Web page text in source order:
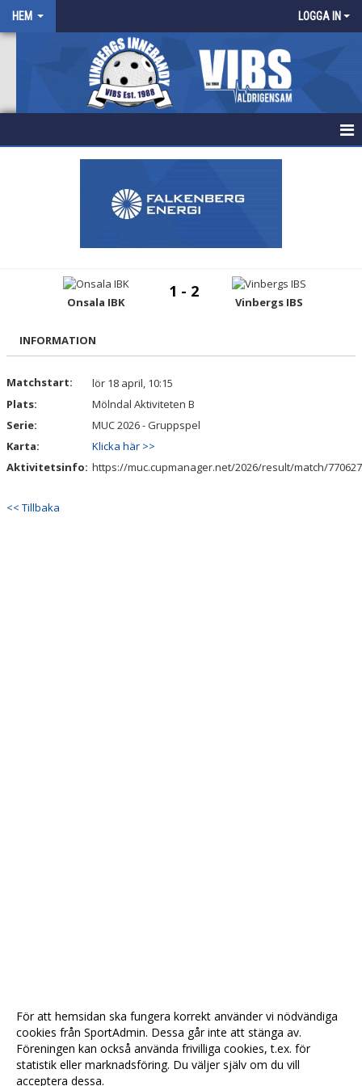
HEM LOGGA IN
BILDGALLERI
DOKUMENT
MATCHER
Onsala IBK
1 - 2
Vinbergs IBS
INFORMATION
Matchstart:
lör 18 april, 10:15
Plats:
Mölndal Aktiviteten B
Serie:
MUC 2026 - Gruppspel
Karta:
Klicka här >>
Aktivitetsinfo: https://muc.cupmanager.net/2026/result/match/
<< Tillbaka
För att hemsidan ska fungera korrekt använder vi nödvändiga
cookies från SportAdmin. Dessa går inte att stänga av.
Föreningen kan också använda frivilliga cookies, t.ex. för
statistik eller marknadsföring. Du väljer själv om du vill
acceptera dessa.